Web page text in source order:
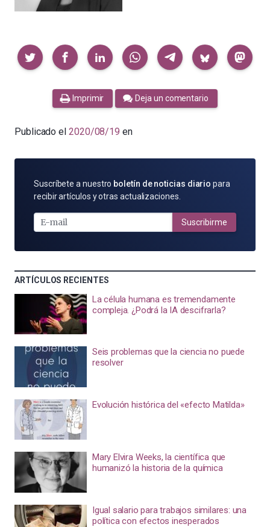
Compartir
Imprimir Deja un comentario
Publicado el 2020/08/19 en
SUSCRÍBETE
POR
MAIL
Suscríbete a nuestro boletín de noticias diario para
recibir artículos y otras actualizaciones.
Suscribirme
ARTÍCULOS RECIENTES
La célula humana es tremendamente
compleja. ¿Podrá la IA descifrarla?
Seis problemas que la ciencia no puede
resolver
Evolución histórica del «efecto Matilda»
Mary Elvira Weeks, la científica que
humanizó la historia de la química
Igual salario para trabajos similares: una
política con efectos inesperados